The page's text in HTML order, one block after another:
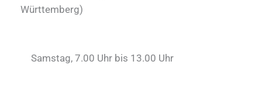
Württemberg)
Samstag, 7.00 Uhr bis 13.00 Uhr